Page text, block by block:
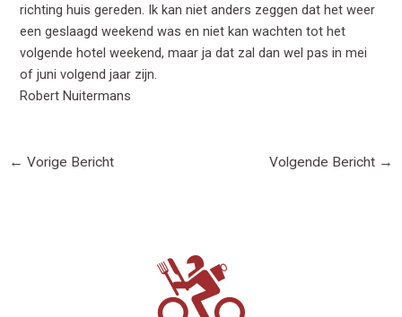
richting huis gereden. Ik kan niet anders zeggen dat het weer
een geslaagd weekend was en niet kan wachten tot het
volgende hotel weekend, maar ja dat zal dan wel pas in mei
of juni volgend jaar zijn.
Robert Nuitermans
← Vorige Bericht Volgende Bericht →